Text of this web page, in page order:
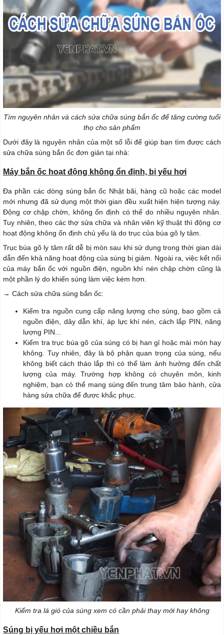
Tìm nguyên nhân và cách sửa chữa súng bắn ốc để tăng cường tuổi
thọ cho sản phẩm
Dưới đây là nguyên nhân của một số lỗi để giúp bạn tìm được cách
sửa chữa súng bắn ốc đơn giản tại nhà:
Máy bắn ốc hoạt động không ổn định, bị yếu hơi
Đa phần các dòng súng bắn ốc Nhật bãi, hàng cũ hoặc các model
mới nhưng đã sử dụng một thời gian đều xuất hiện hiện tượng này.
Động cơ chập chờn, không ổn định có thể do nhiều nguyên nhân.
Tuy nhiên, theo các thợ sửa chữa và nhân viên kỹ thuật thì động cơ
hoạt động không ổn định chủ yếu là do trục của búa gõ ly tâm.
Trục búa gõ ly tâm rất dễ bị mòn sau khi sử dụng trong thời gian dài
dẫn đến khả năng hoạt động của súng bị giảm. Ngoài ra, việc kết nối
của máy bắn ốc với nguồn điện, nguồn khí nén chập chờn cũng là
một phần lý do khiến súng làm việc kém hơn.
→ Cách sửa chữa súng bắn ốc:
Kiểm tra nguồn cung cấp năng lượng cho súng, bao gồm cả
nguồn điện, dây dẫn khí, áp lực khí nén, cách lắp PIN, năng
lượng PIN...
Kiểm tra trục búa gõ của súng có bị han gỉ hoặc mài mòn hay
không. Tuy nhiên, đây là bộ phận quan trọng của súng, nếu
không biết cách tháo lắp thì có thể làm ảnh hưởng đến chất
lượng của máy. Trường hợp không có chuyên môn, kinh
nghiệm, bạn có thể mang súng đến trung tâm bảo hành, cửa
hàng sửa chữa để được khắc phục.
Kiểm tra lá gió của súng xem có cần phải thay mới hay không
Súng bị yếu hơi một chiều bắn